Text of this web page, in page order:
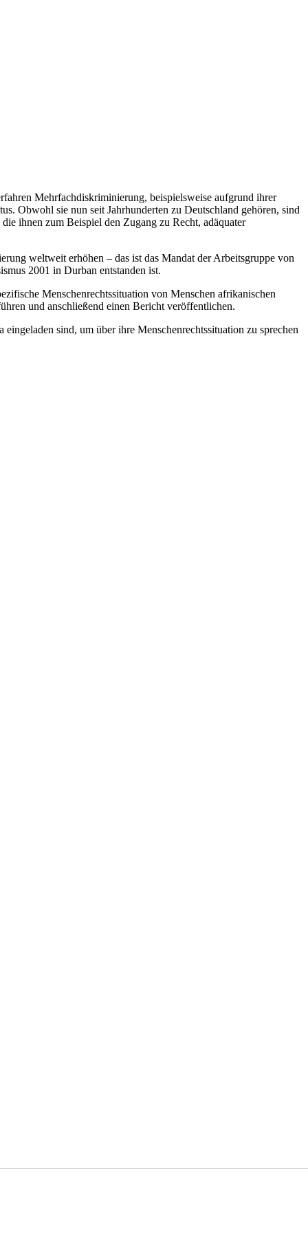
Mehrfachdiskriminierung, beispielsweise aufgrund ihrer
Obwohl sie nun seit Jahrhunderten zu Deutschland gehören, sind
ihnen zum Beispiel den Zugang zu Recht, adäquater
weltweit erhöhen – das ist das Mandat der Arbeitsgruppe von
2001 in Durban entstanden ist.
Menschenrechtssituation von Menschen afrikanischen
und anschließend einen Bericht veröffentlichen.
sind, um über ihre Menschenrechtssituation zu sprechen